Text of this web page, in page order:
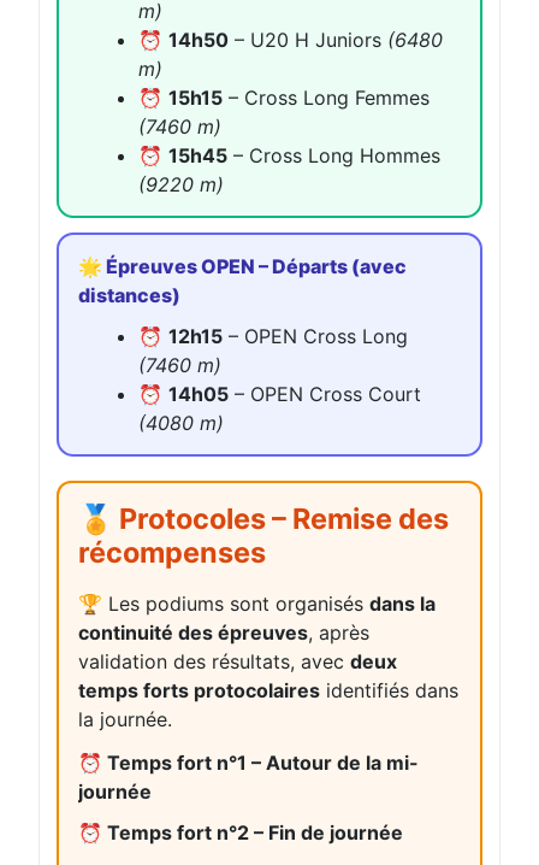
m)
⏰ 14h50 – U20 H Juniors (6480
m)
⏰ 15h15 – Cross Long Femmes
(7460 m)
⏰ 15h45 – Cross Long Hommes
(9220 m)
🌟 Épreuves OPEN – Départs (avec
distances)
⏰ 12h15 – OPEN Cross Long
(7460 m)
⏰ 14h05 – OPEN Cross Court
(4080 m)
🏅 Protocoles – Remise des
récompenses
🏆 Les podiums sont organisés dans la
continuité des épreuves, après
validation des résultats, avec deux
temps forts protocolaires identifiés dans
la journée.
⏰ Temps fort n°1 – Autour de la mi-
journée
⏰ Temps fort n°2 – Fin de journée